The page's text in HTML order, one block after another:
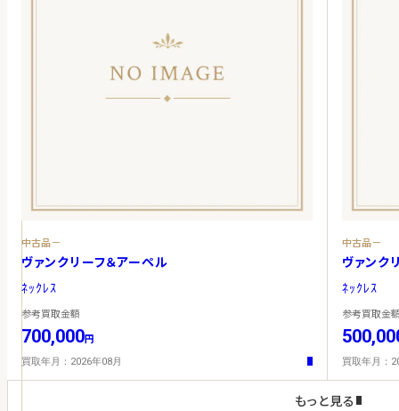
中古品－
ヴァンクリーフ＆アーペル
ﾈｯｸﾚｽ
参考買取金額
700,000円
買取年月：2026年08月
中古品－
ヴァンク
ﾈｯｸﾚｽ
参考買取金
買取年月：
もっと見る